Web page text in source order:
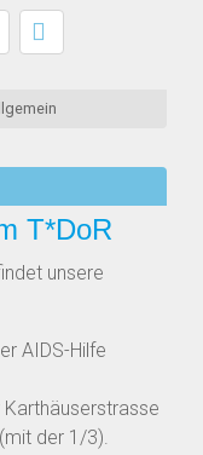
T*DoR
unsere
AIDS-Hilfe
der 1/3).